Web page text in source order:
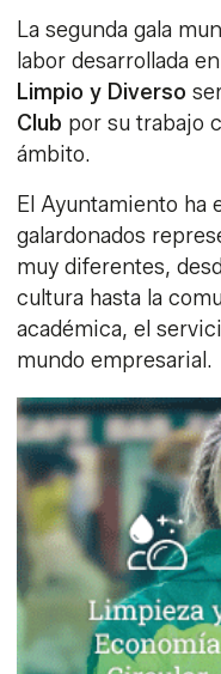
La segunda gala
labor desarrollada
Limpio y Diverso
Club por su trabajo
ámbito.
El Ayuntamiento ha
galardonados
muy diferentes,
cultura hasta la
académica, el
mundo empresarial.